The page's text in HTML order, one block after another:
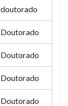
doutorado
Doutorado
Doutorado
Doutorado
Doutorado